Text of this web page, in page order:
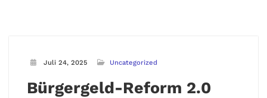
Juli 24, 2025 Uncategorized
Bürgergeld-Reform 2.0